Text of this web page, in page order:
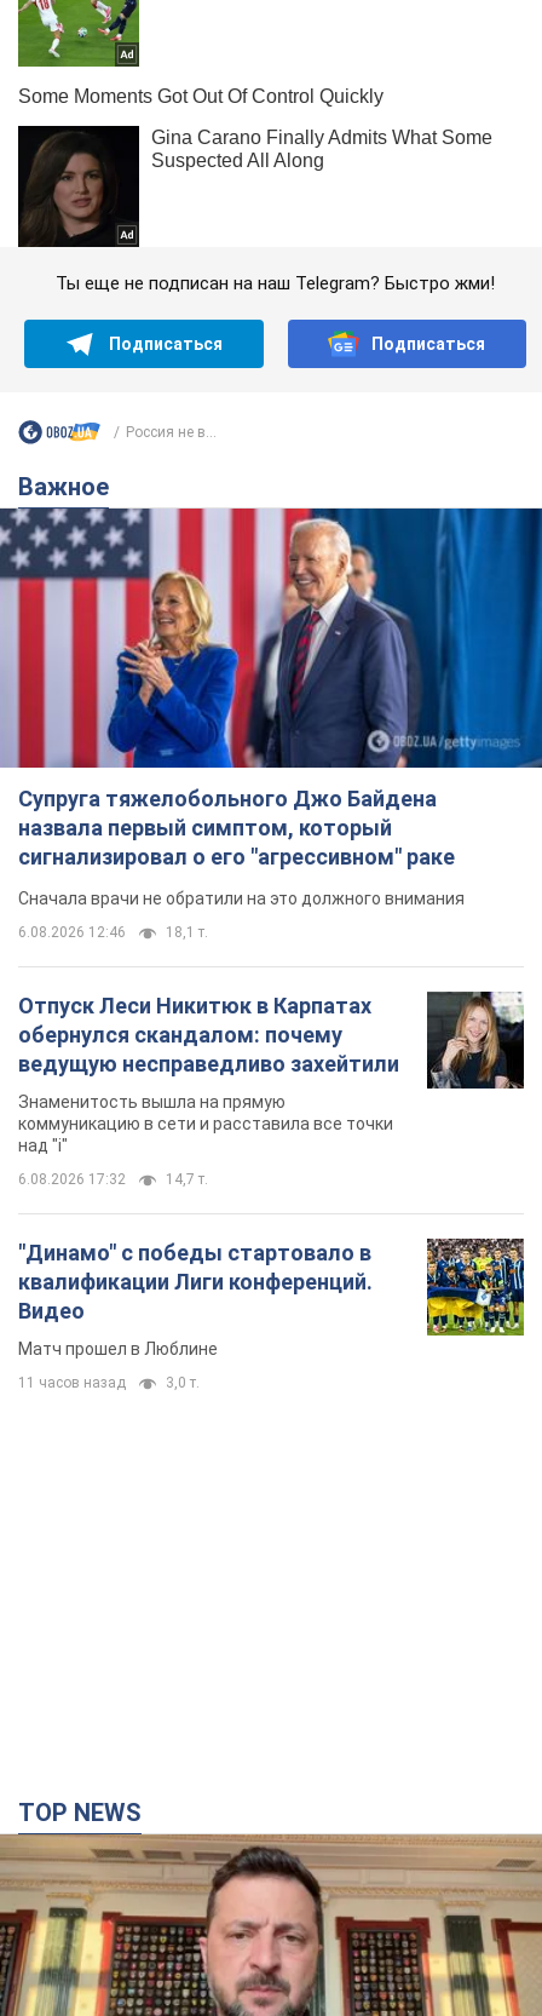
Ты еще не подписан на наш Telegram? Быстро жми!
Подписаться Подписаться
Россия не в...
Важное
Супруга тяжелобольного Джо Байдена
назвала первый симптом, который
сигнализировал о его "агрессивном" раке
Сначала врачи не обратили на это должного внимания
6.08.2026 12:46 18,1 т.
Отпуск Леси Никитюк в Карпатах
обернулся скандалом: почему
ведущую несправедливо захейтили
Знаменитость вышла на прямую
коммуникацию в сети и расставила все точки
над "i"
6.08.2026 17:32 14,7 т.
"Динамо" с победы стартовало в
квалификации Лиги конференций.
Видео
Матч прошел в Люблине
11 часов назад 3,0 т.
TOP NEWS